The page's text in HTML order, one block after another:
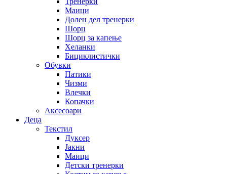
Маици
Долен дел тренерки
Шорц
Шорц за капење
Хеланки
Бициклистички
Обувки
Патики
Чизми
Влечки
Копачки
Аксесоари
Деца
Текстил
Дуксер
Јакни
Маици
Детски тренерки